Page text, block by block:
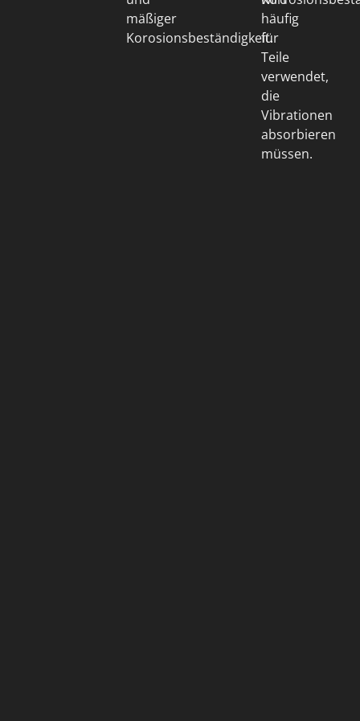
mäßiger
Korosionsbeständigkeit.
häufig
für
Teile
verwendet,
die
Vibrationen
absorbieren
müssen.